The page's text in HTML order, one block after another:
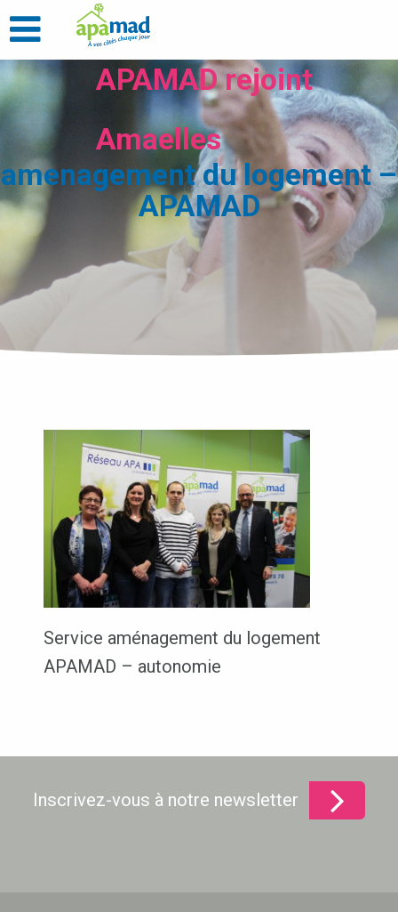
APAMAD rejoint
Amaelles
amenagement du logement –
APAMAD
Service aménagement du logement
APAMAD – autonomie
Inscrivez-vous à notre newsletter